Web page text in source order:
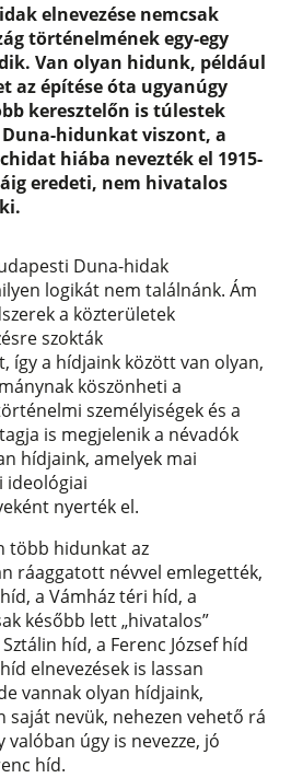
elnevezése nemcsak
történelmének egy-egy
Van olyan hidunk, például
az építése óta ugyanúgy
keresztelőn is túlestek
hidunkat viszont, a
hiába nevezték el 1915-
eredeti, nem hivatalos
Duna-hidak
logikát nem találnánk. Ám
a közterületek
szokták
így a hídjaink között van olyan,
köszönheti a
személyiségek és a
is megjelenik a névadók
hídjaink, amelyek mai
ideológiai
nyerték el.
több hidunkat az
ráaggatott névvel emlegették,
a Vámház téri híd, a
később lett „hivatalos”
híd, a Ferenc József híd
elnevezések is lassan
vannak olyan hídjaink,
saját nevük, nehezen vehető rá
valóban úgy is nevezze, jó
híd.